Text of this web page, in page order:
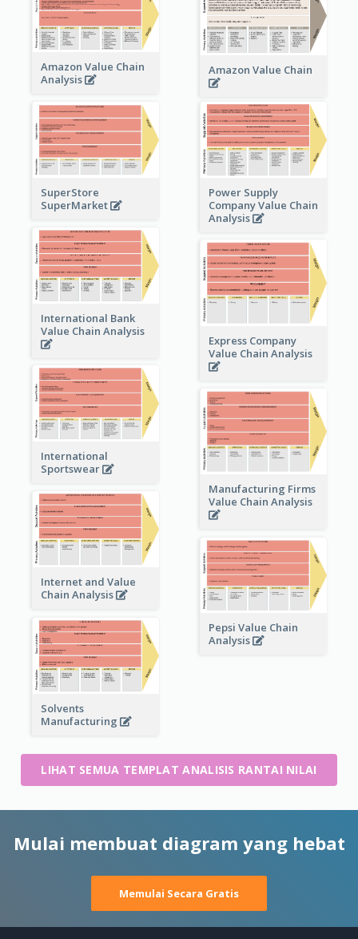
Amazon Value Chain
Analysis
Amazon Value Chain
SuperStore
SuperMarket
Power Supply
Company Value Chain
Analysis
International Bank
Value Chain Analysis
Express Company
Value Chain Analysis
International
Sportswear
Manufacturing Firms
Value Chain Analysis
Internet and Value
Chain Analysis
Pepsi Value Chain
Analysis
Solvents
Manufacturing
LIHAT SEMUA TEMPLAT ANALISIS RANTAI NILAI
Mulai membuat diagram yang hebat
Memulai Secara Gratis